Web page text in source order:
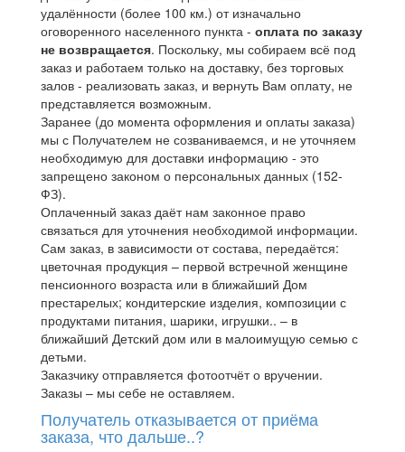
удалённости (более 100 км.) от изначально
оговоренного населенного пункта - оплата по заказу
не возвращается. Поскольку, мы собираем всё под
заказ и работаем только на доставку, без торговых
залов - реализовать заказ, и вернуть Вам оплату, не
представляется возможным.
Заранее (до момента оформления и оплаты заказа)
мы с Получателем не созваниваемся, и не уточняем
необходимую для доставки информацию - это
запрещено законом о персональных данных (152-
ФЗ).
Оплаченный заказ даёт нам законное право
связаться для уточнения необходимой информации.
Сам заказ, в зависимости от состава, передаётся:
цветочная продукция – первой встречной женщине
пенсионного возраста или в ближайший Дом
престарелых; кондитерские изделия, композиции с
продуктами питания, шарики, игрушки.. – в
ближайший Детский дом или в малоимущую семью с
детьми.
Заказчику отправляется фотоотчёт о вручении.
Заказы – мы себе не оставляем.
Получатель отказывается от приёма
заказа, что дальше..?